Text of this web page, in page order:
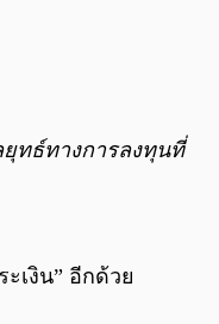
ทธ์ทางการลงทุนที่
เงิน” อีกด้วย